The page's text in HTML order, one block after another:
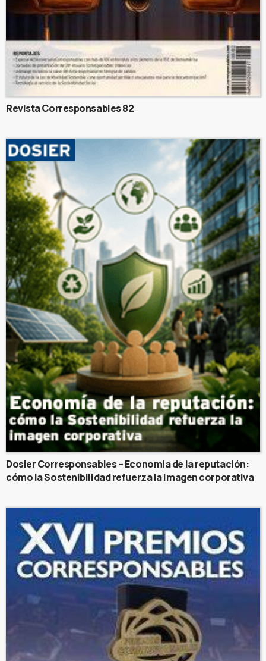
Revista Corresponsables 82
Dosier Corresponsables – Economía de la reputación:
cómo la Sostenibilidad refuerza la imagen corporativa